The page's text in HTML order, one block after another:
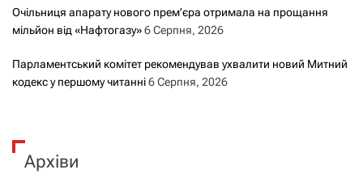
Очільниця апарату нового прем’єра отримала на прощання
мільйон від «Нафтогазу»6 Серпня, 2026
Парламентський комітет рекомендував ухвалити новий Митний
кодекс у першому читанні6 Серпня, 2026
Архіви